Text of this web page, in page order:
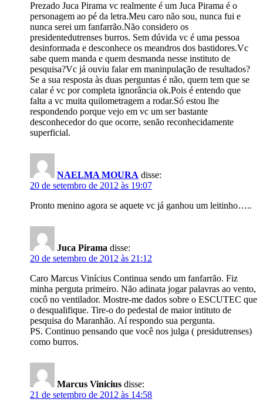
Prezado Juca Pirama vc realmente é um Juca Pirama é o
personagem ao pé da letra.Meu caro não sou, nunca fui e
nunca serei um fanfarrão.Não considero os
presidentedutrenses burros. Sem dúvida vc é uma pessoa
desinformada e desconhece os meandros dos bastidores.Vc
sabe quem manda e quem desmanda nesse instituto de
pesquisa?Vc já ouviu falar em maninpulação de resultados?
Se a sua resposta às duas perguntas é não, quem tem que se
calar é vc por completa ignorância ok.Pois é entendo que
falta a vc muita quilometragem a rodar.Só estou lhe
respondendo porque vejo em vc um ser bastante
desconhecedor do que ocorre, senão reconhecidamente
superficial.
NAELMA MOURA disse:
20 de setembro de 2012 às 19:07
Pronto menino agora se aquete vc já ganhou um leitinho…..
Juca Pirama disse:
20 de setembro de 2012 às 21:12
Caro Marcus Vinícius Continua sendo um fanfarrão. Fiz
minha perguta primeiro. Não adinata jogar palavras ao vento,
cocô no ventilador. Mostre-me dados sobre o ESCUTEC que
o desqualifique. Tire-o do pedestal de maior intituto de
pesquisa do Maranhão. Aí respondo sua pergunta.
PS. Continuo pensando que você nos julga ( presidutrenses)
como burros.
Marcus Vinicius disse:
21 de setembro de 2012 às 14:58